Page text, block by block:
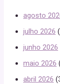
agosto
julho 2026
junho 2026
maio 2026
abril 2026